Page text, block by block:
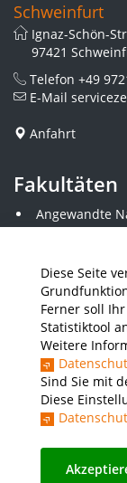
Diese Seite
Ferner soll
Statistiktool
Weitere
Sind Sie mit
Diese
Schweinfurt
Ignaz-Schön-
97421
Telefon +49
E-Mail
Anfahrt
Fakultäten
Angewandte
Angewandte
Elektrotechnik
Gestaltung
Informatik
Maschinenbau
THWS
Presse
Instagram